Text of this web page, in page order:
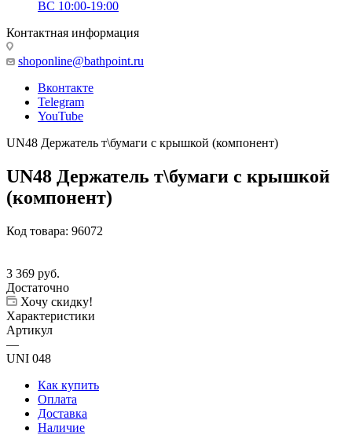
ВС 10:00-19:00
Контактная информация
shoponline@bathpoint.ru
Вконтакте
Telegram
YouTube
UN48 Держатель т\бумаги с крышкой (компонент)
UN48 Держатель т\бумаги с крышкой
(компонент)
Код товара: 96072
3 369 руб.
Достаточно
Хочу скидку!
Характеристики
Артикул
—
UNI 048
Как купить
Оплата
Доставка
Наличие